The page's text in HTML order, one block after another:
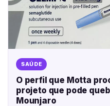
SAÚDE
O perfil que Motta
projeto que pode
Mounjaro